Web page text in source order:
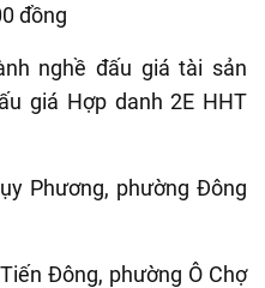
đồng
nghề đấu giá tài sản
giá Hợp danh 2E HHT
Phương, phường Đông
Đông, phường Ô Chợ